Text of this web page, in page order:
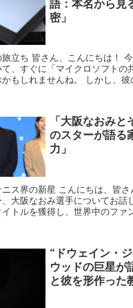
語：本名から見
密」
立ち 皆さん、こんにちは！
、すぐに「マイクロソフトの
かもしれませんね。 しかし、
「大阪なおみ
のスターが語る
力」
ス界の新星 こんにちは、皆
、大阪なおみ選手についてお話
トルを獲得し、世界中のファ
“ドウェイン・
ウッドの巨星が
と彼を形作った